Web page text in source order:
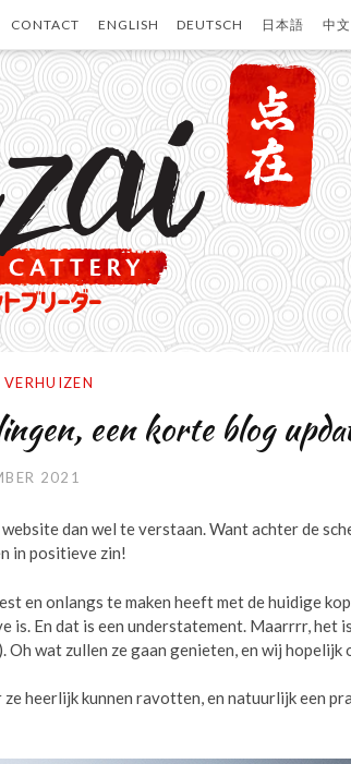
CONTACT ENGLISH DEUTSCH 日本語 中文
VERHUIZEN
een korte blog
2021
dan wel te verstaan. Want achter de
in positieve zin!
en onlangs te maken heeft met de huidige
En dat is een understatement. Maarrrr, het
wat zullen ze gaan genieten, en wij hopelijk
heerlijk kunnen ravotten, en natuurlijk een